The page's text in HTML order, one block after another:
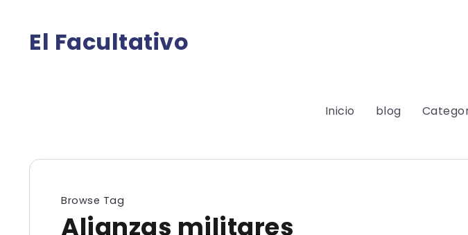
El Facultativo
Inicio blog
Browse Tag
Alianzas militares